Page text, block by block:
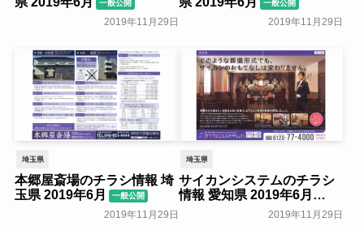
一般公開
2019年11月29日
一般公開
2019年11月29日
埼玉県
本郷屋斎場のチラシ情報 埼
玉県 2019年6月
一般公開
2019年11月29日
埼玉県
サイカンシステムのチラシ
情報 愛知県 2019年6月
2019年11月29日